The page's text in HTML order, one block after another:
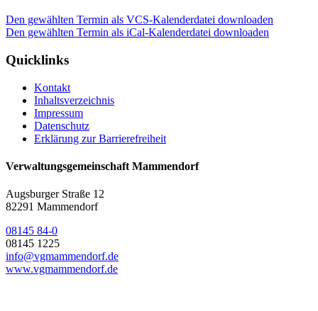
Den gewählten Termin als VCS-Kalenderdatei downloaden
Den gewählten Termin als iCal-Kalenderdatei downloaden
Quicklinks
Kontakt
Inhaltsverzeichnis
Impressum
Datenschutz
Erklärung zur Barrierefreiheit
Verwaltungsgemeinschaft Mammendorf
Augsburger Straße 12
82291 Mammendorf
08145 84-0
08145 1225
info@vgmammendorf.de
www.vgmammendorf.de